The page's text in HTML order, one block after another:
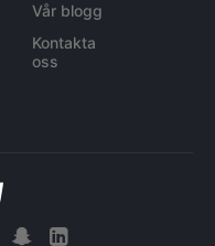
Vår blogg
Kontakta
oss